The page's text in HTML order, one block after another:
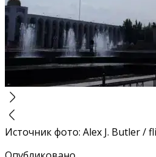
Источник фото: Alex J. Butler /